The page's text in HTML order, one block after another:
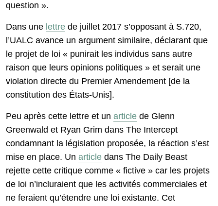
question ».
Dans une lettre de juillet 2017 s’opposant à S.720,
l’UALC avance un argument similaire, déclarant que
le projet de loi « punirait les individus sans autre
raison que leurs opinions politiques » et serait une
violation directe du Premier Amendement [de la
constitution des États-Unis].
Peu après cette lettre et un article de Glenn
Greenwald et Ryan Grim dans The Intercept
condamnant la législation proposée, la réaction s’est
mise en place. Un article dans The Daily Beast
rejette cette critique comme « fictive » car les projets
de loi n’incluraient que les activités commerciales et
ne feraient qu’étendre une loi existante. Cet